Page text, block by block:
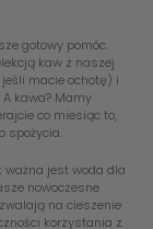
gotowy pomóc.
kaw z naszej
macie ochotę) i
A kawa? Mamy
co miesiąc to,
spożycia.
ważna jest woda dla
nowoczesne
na cieszenie
korzystania z